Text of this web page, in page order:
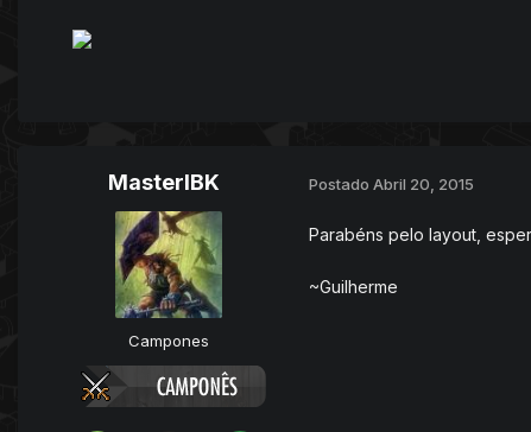
MasterIBK
Campones
Postado Abril 20, 2015
Parabéns pelo layout,
~Guilherme